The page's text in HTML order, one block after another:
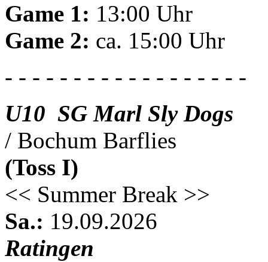
Game 1: 13:00 Uhr
Game 2: ca. 15:00 Uhr
- - - - - - - - - - - - - - - - - -
U10 SG Marl Sly Dogs
/ Bochum Barflies
(Toss I)
<< Summer Break >>
Sa.: 19.09.2026
Ratingen